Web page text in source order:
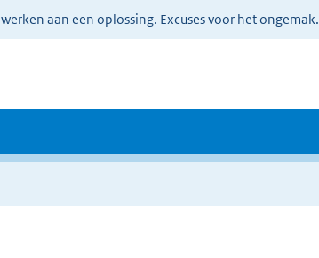
aan een oplossing. Excuses voor het ongemak.